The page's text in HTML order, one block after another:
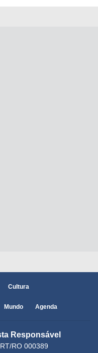
Cultura
Mundo Agenda
Responsável
RO 000389